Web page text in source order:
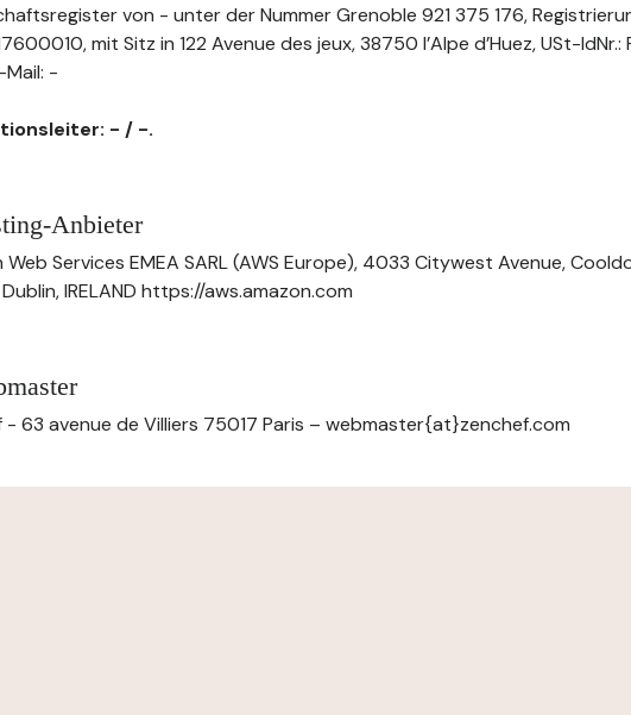
von - unter der Nummer Grenoble 921 375 176,
mit Sitz in 122 Avenue des jeux, 38750 l’Alpe d’Huez, USt-IdNr.:
Mail: -
- / -.
Anbieter
Web Services EMEA SARL (AWS Europe), 4033 Citywest Avenue,
IRELAND https://aws.amazon.com
- 63 avenue de Villiers 75017 Paris – webmaster{at}zenchef.com